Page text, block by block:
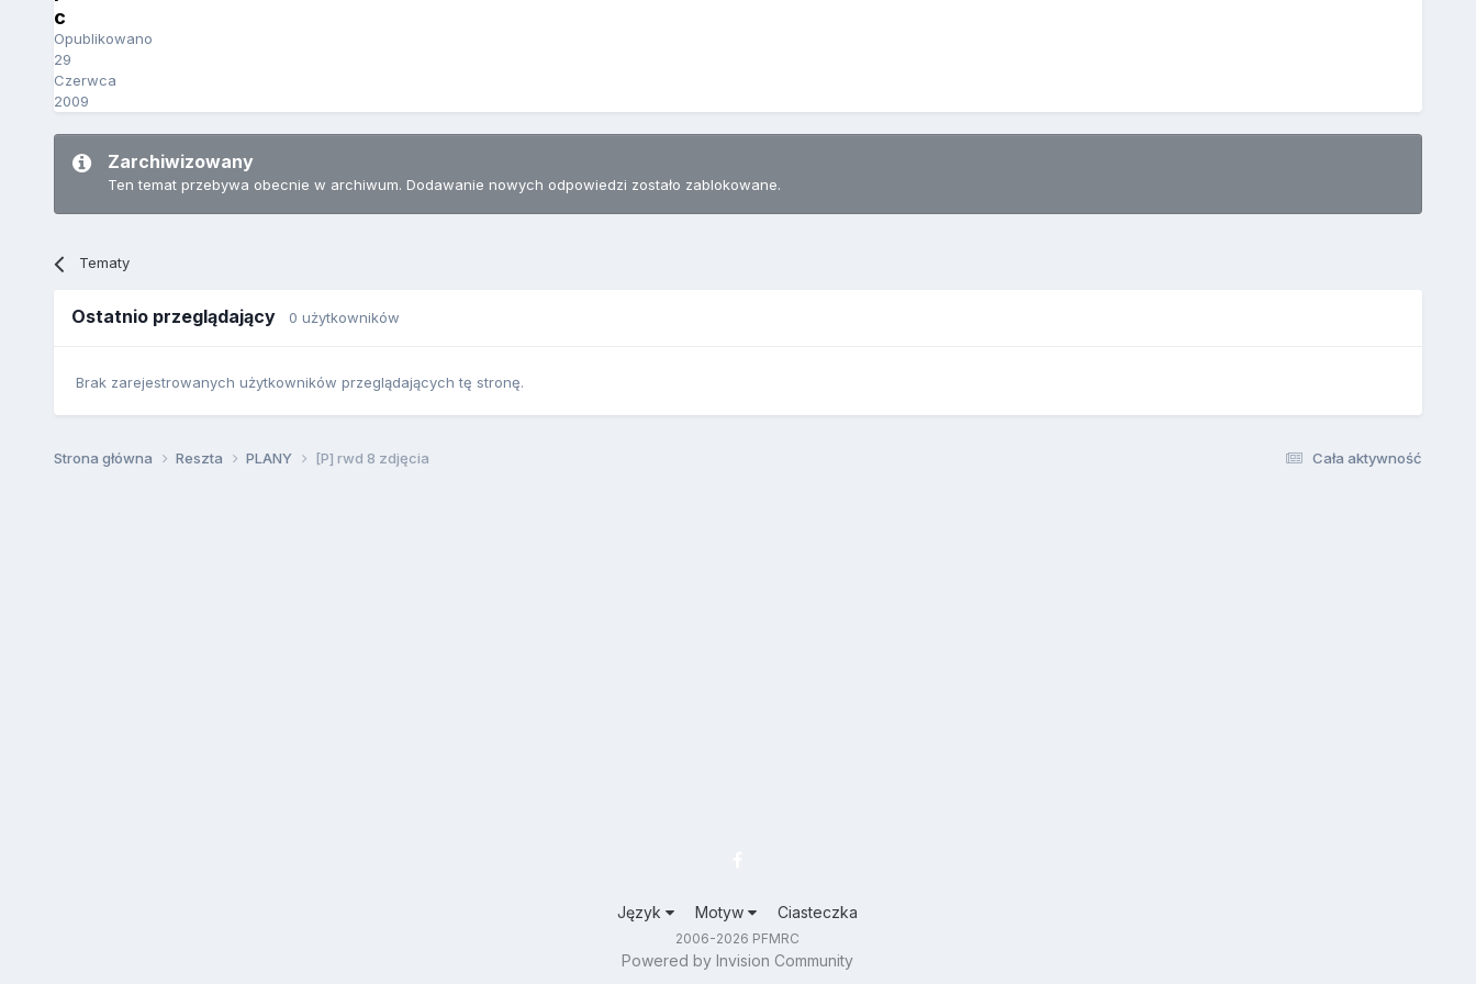
c
Opublikowano
29
Czerwca
2009
Zarchiwizowany
Ten temat przebywa obecnie w archiwum. Dodawanie nowych odpowiedzi zostało zablokowane.
Tematy
Ostatnio przeglądający 0 użytkowników
Brak zarejestrowanych użytkowników przeglądających tę stronę.
Cała aktywność
Strona główna Reszta PLANY [P] rwd 8 zdjęcia
Język Motyw Ciasteczka
2006-2026 PFMRC
Powered by Invision Community